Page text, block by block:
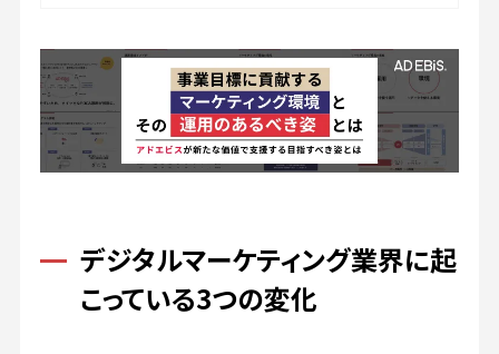
デジタルマーケティング業界に起
こっている3つの変化